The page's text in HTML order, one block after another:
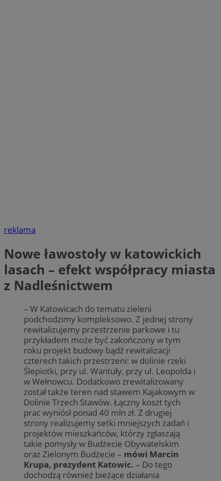
reklama
Nowe ławostoły w katowickich
lasach – efekt współpracy miasta
z Nadleśnictwem
– W Katowicach do tematu zieleni
podchodzimy kompleksowo. Z jednej strony
rewitalizujemy przestrzenie parkowe i tu
przykładem może być zakończony w tym
roku projekt budowy bądź rewitalizacji
czterech takich przestrzeni: w dolinie rzeki
Ślepiotki, przy ul. Wantuły, przy ul. Leopolda i
w Wełnowcu. Dodatkowo zrewitalizowany
został także teren nad stawem Kajakowym w
Dolinie Trzech Stawów. Łączny koszt tych
prac wyniósł ponad 40 mln zł. Z drugiej
strony realizujemy setki mniejszych zadań i
projektów mieszkańców, którzy zgłaszają
takie pomysły w Budżecie Obywatelskim
oraz Zielonym Budżecie – mówi Marcin
Krupa, prezydent Katowic. – Do tego
dochodzą również bieżące działania